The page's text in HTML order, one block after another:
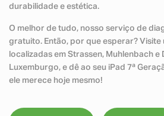
durabilidade e estética.
O melhor de tudo, nosso serviço de
gratuito. Então, por que esperar? Visite
localizadas em Strassen, Muhlenbach e
Luxemburgo, e dê ao seu iPad 7ª
ele merece hoje mesmo!